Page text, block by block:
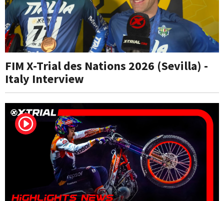
FIM X-Trial des Nations 2026 (Sevilla) -
Italy Interview